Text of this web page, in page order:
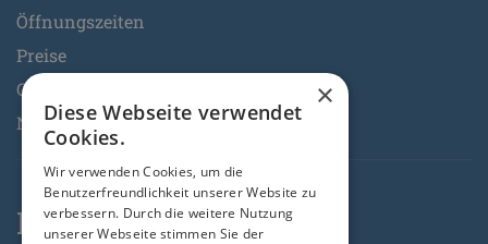
Öffnungszeiten
Preise
Gutscheine
Neueröffnung
KulturKlub
×
Diese Webseite verwendet
Cookies.
Wir verwenden Cookies, um die
Benutzerfreundlichkeit unserer Website zu
verbessern. Durch die weitere Nutzung
unserer Webseite stimmen Sie der